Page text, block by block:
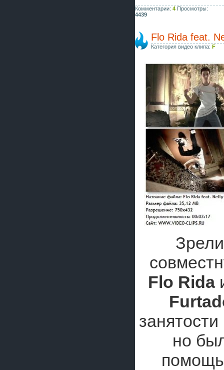
Комментарии: 4 Просмотры:
4439
Flo Rida feat.
Категория видео клипа: F
Flo Rida
но